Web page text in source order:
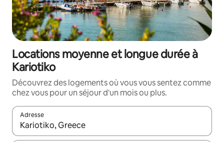
Locations moyenne et longue durée à
Kariotiko
Découvrez des logements où vous vous sentez comme
chez vous pour un séjour d'un mois ou plus.
Adresse
Lorsque les résultats s'affichent, utilisez les flèches vers le